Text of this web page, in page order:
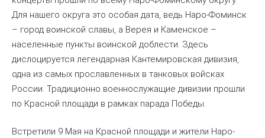
Для нашего округа это особая дата, ведь Наро-Фоминск
– город воинской славы, а Верея и Каменское –
населенные пункты воинской доблести. Здесь
дислоцируется легендарная Кантемировская дивизия,
одна из самых прославленных в танковых войсках
России. Традиционно военнослужащие дивизии прошли
по Красной площади в рамках парада Победы.
Встретили 9 Мая на Красной площади и жители Наро-